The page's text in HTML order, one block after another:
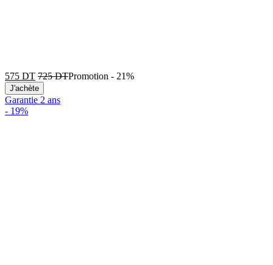
575 DT 725DTPromotion - 21%
J'achète
Garantie 2 ans
- 19%